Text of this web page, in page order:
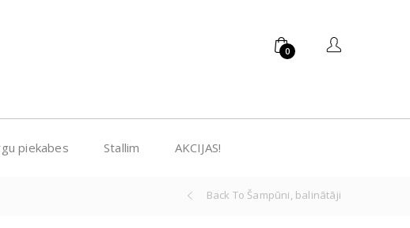
0
piekabes Stallim AKCIJAS!
Back To Šampūni, balinātāji